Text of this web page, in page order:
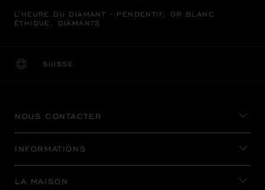
L'HEURE DU DIAMANT - PENDENTIF, OR BLANC
ÉTHIQUE, DIAMANTS
SUISSE
LOCALISATION (CHANGER DE PAYS)
CHANGER DE PAYS
NOUS CONTACTER
INFORMATIONS
LA MAISON